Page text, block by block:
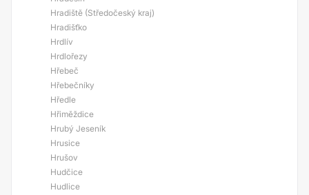
Hradiště (Středočeský kraj)
Hradišťko
Hrdlív
Hrdlořezy
Hřebeč
Hřebečníky
Hředle
Hřiměždice
Hrubý Jeseník
Hrusice
Hrušov
Hudčice
Hudlice